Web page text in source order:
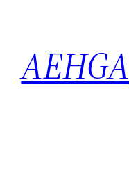
contenido
AEHGA